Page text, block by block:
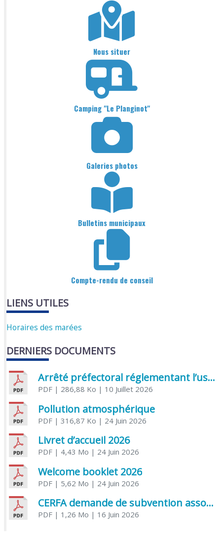
Nous situer
Camping "Le Planginot"
Galeries photos
Bulletins municipaux
Compte-rendu de conseil
LIENS UTILES
Horaires des marées
DERNIERS DOCUMENTS
Arrêté préfectoral réglementant l’usage de l’eau
PDF| 286,88 Ko | 10 Juillet 2026
Pollution atmosphérique
PDF| 316,87 Ko | 24 Juin 2026
Livret d’accueil 2026
PDF| 4,43 Mo | 24 Juin 2026
Welcome booklet 2026
PDF| 5,62 Mo | 24 Juin 2026
CERFA demande de subvention association
PDF| 1,26 Mo | 16 Juin 2026